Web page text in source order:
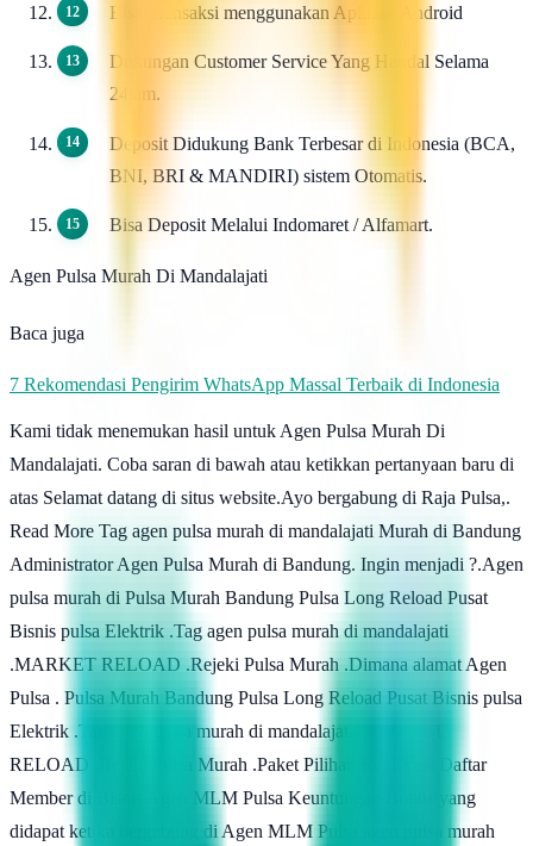
Bisa Transaksi menggunakan Aplikasi Android
Dukungan Customer Service Yang Handal Selama
24jam.
Deposit Didukung Bank Terbesar di Indonesia (BCA,
BNI, BRI & MANDIRI) sistem Otomatis.
Bisa Deposit Melalui Indomaret / Alfamart.
Agen Pulsa Murah Di Mandalajati
Baca juga
7 Rekomendasi Pengirim WhatsApp Massal Terbaik di Indonesia
Kami tidak menemukan hasil untuk Agen Pulsa Murah Di
Mandalajati. Coba saran di bawah atau ketikkan pertanyaan baru di
atas Selamat datang di situs website.Ayo bergabung di Raja Pulsa,.
Read More Tag agen pulsa murah di mandalajati Murah di Bandung
Administrator Agen Pulsa Murah di Bandung. Ingin menjadi ?.Agen
pulsa murah di Pulsa Murah Bandung Pulsa Long Reload Pusat
Bisnis pulsa Elektrik .Tag agen pulsa murah di mandalajati
.MARKET RELOAD .Rejeki Pulsa Murah .Dimana alamat Agen
Pulsa . Pulsa Murah Bandung Pulsa Long Reload Pusat Bisnis pulsa
Elektrik .Tag agen pulsa murah di mandalajati .MARKET
RELOAD .Rejeki Pulsa Murah .Paket Pilihan Registrasi Daftar
Member di Bisnis Agen MLM Pulsa Keuntungan Bonus yang
didapat ketika bergabung di Agen MLM Pulsa agen pulsa murah